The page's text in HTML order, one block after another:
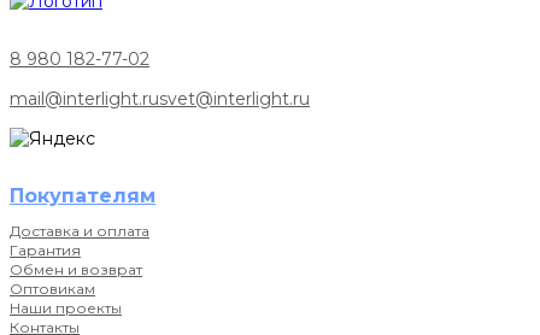
8 980 182-77-02
mail@interlight.rusvet@interlight.ru
Покупателям
Доставка и оплата
Гарантия
Обмен и возврат
Оптовикам
Наши проекты
Контакты